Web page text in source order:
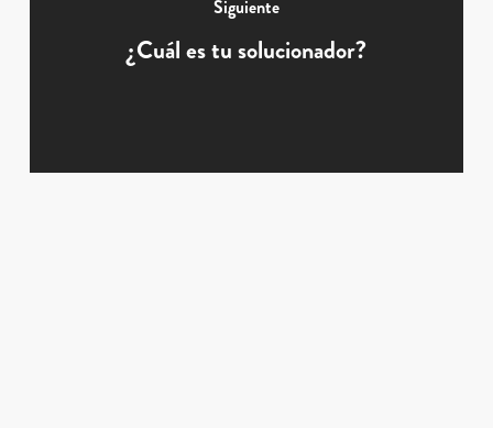
Siguiente
¿Cuál es tu solucionador?